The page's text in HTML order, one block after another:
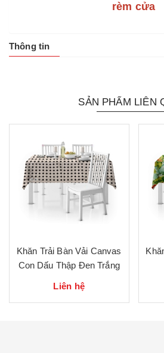
rèm cửa
Thông tin
SẢN PHẨM LIÊN
Khăn Trải Bàn Vải Canvas
Con Dấu Thập Đen Trắng
Liên hệ